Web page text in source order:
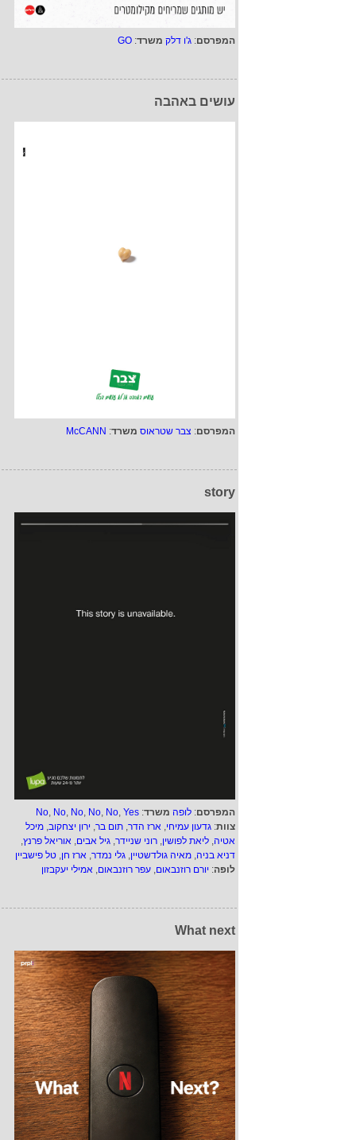
המפרסם: ג'ו דלק משרד:
GO
עושים באהבה
המפרסם: צבר שטראוס משרד:
McCANN
story
המפרסם: לופה משרד:
No, No, No, No, No, Yes
צוות: גדעון עמיחי, ארז הדר, תום בר, ירון יצחקוב, מיכל
אטיה, ליאת לפושין, רוני שניידר, גיל אבים, אוריאל פרנץ,
דניא בניה, מאיה גולדשטיין, גלי נמדר, ארז חן, טל פישביין
לופה: יורם רוזנבאום, עפר רוזנבאום, אמילי יעקבזון
What next